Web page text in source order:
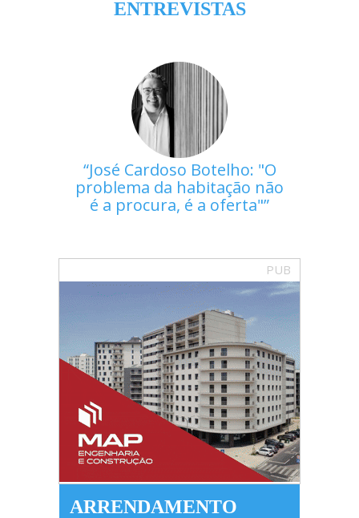
ENTREVISTAS
José Cardoso Botelho: "O
problema da habitação não
é a procura, é a oferta"
PUB
ARRENDAMENTO